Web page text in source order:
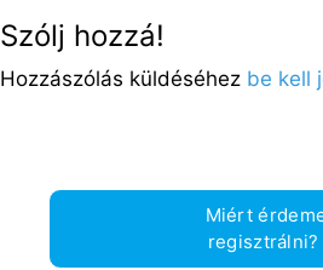
Szólj hozzá!
Hozzászólás küldéséhez be kell
Miért
regisztrálni?